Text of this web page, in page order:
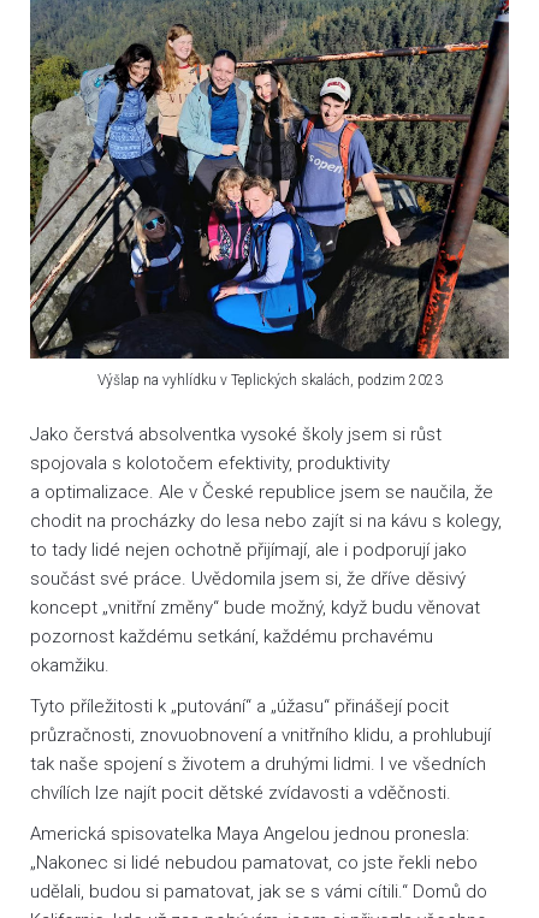
Výšlap na vyhlídku v Teplických skalách, podzim 2023
Jako čerstvá absolventka vysoké školy jsem si růst
spojovala s kolotočem efektivity, produktivity
a optimalizace. Ale v České republice jsem se naučila, že
chodit na procházky do lesa nebo zajít si na kávu s kolegy,
to tady lidé nejen ochotně přijímají, ale i podporují jako
součást své práce. Uvědomila jsem si, že dříve děsivý
koncept „vnitřní změny“ bude možný, když budu věnovat
pozornost každému setkání, každému prchavému
okamžiku.
Tyto příležitosti k „putování“ a „úžasu“ přinášejí pocit
průzračnosti, znovuobnovení a vnitřního klidu, a prohlubují
tak naše spojení s životem a druhými lidmi. I ve všedních
chvílích lze najít pocit dětské zvídavosti a vděčnosti.
Americká spisovatelka Maya Angelou jednou pronesla:
„Nakonec si lidé nebudou pamatovat, co jste řekli nebo
udělali, budou si pamatovat, jak se s vámi cítili.“ Domů do